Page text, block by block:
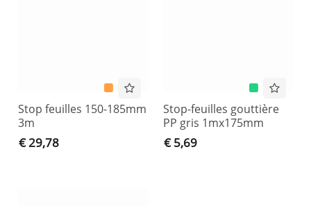
Stop feuilles 150-185mm
3m
€ 29,78
Stop-feuilles gouttière
PP gris 1mx175mm
€ 5,69